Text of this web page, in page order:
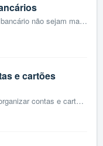
Caso uma conta bancária ou cartão bancário não sejam mais necessários ou se estão desatualizados, é possível eliminá-los, mesmo que os extratos tenham sido ...
e cartões
Arquivar contas ou cartões ajuda a organizar contas e cartões bancários que não são mais usados ativamente, mas que devem estar presentes no sistema para re...